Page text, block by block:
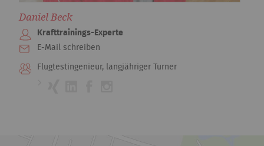
Daniel Beck
Krafttrainings-Experte
E-Mail schreiben
Flugtestingenieur, langjähriger Turner